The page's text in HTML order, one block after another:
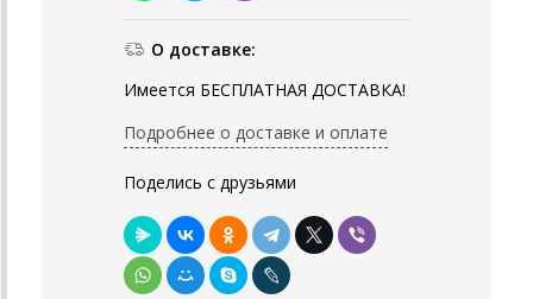
О доставке:
Имеется БЕСПЛАТНАЯ ДОСТАВКА!
Подробнее о доставке и оплате
Поделись с друзьями